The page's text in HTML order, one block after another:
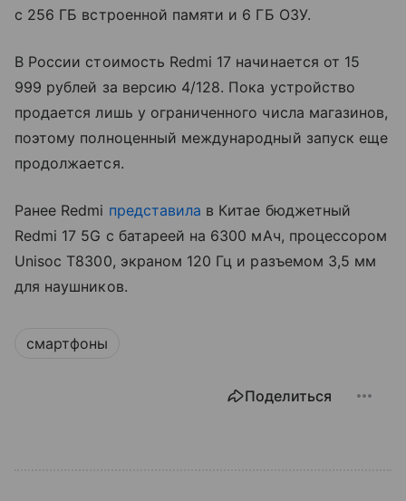
с 256 ГБ встроенной памяти и 6 ГБ ОЗУ.
В России стоимость Redmi 17 начинается от 15
999 рублей за версию 4/128. Пока устройство
продается лишь у ограниченного числа магазинов,
поэтому полноценный международный запуск еще
продолжается.
Ранее Redmi представила в Китае бюджетный
Redmi 17 5G с батареей на 6300 мАч, процессором
Unisoc T8300, экраном 120 Гц и разъемом 3,5 мм
для наушников.
смартфоны
Поделиться